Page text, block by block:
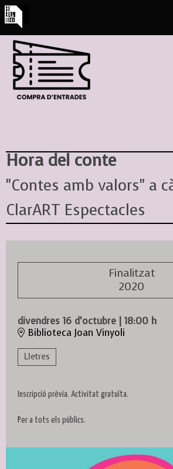
Hora del conte
"Contes amb valors" a
ClarART Espectacles
Finalitzat
2020
divendres 16 d’octubre | 18:00 h
Biblioteca Joan Vinyoli
Lletres
Inscripció prèvia. Activitat gratuïta.
Per a tots els públics.